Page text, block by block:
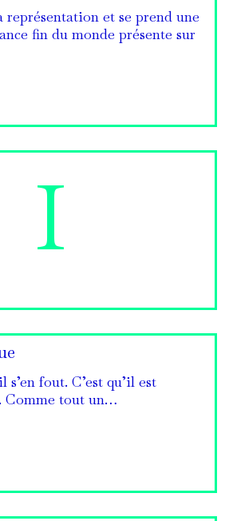
et se prend une
fin du monde présente sur
I
s’en fout. C’est qu’il est
Comme tout un…